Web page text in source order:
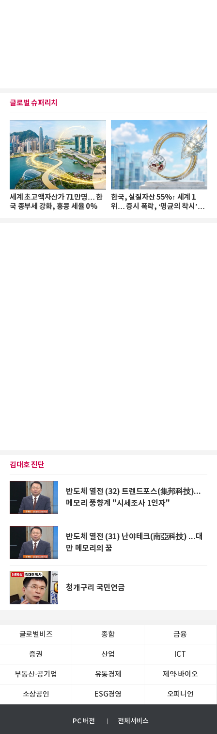
글로벌 슈퍼리치
세계 초고액자산가 71만명… 한
국 종부세 강화, 홍콩 세율 0%
한국, 실질자산 55%↑ 세계 1
위… 증시 폭락, ‘평균의 착시’와
김대호 진단
반도체 열전 (32) 트렌드포스(集邦科技)...
메모리 풍향계 "시세조사 1인자"
반도체 열전 (31) 난야테크(南亞科技) ...대
만 메모리의 꿈
청개구리 국민연금
글로벌비즈 종합 금융
증권 산업 ICT
부동산·공기업 유통경제 제약∙바이오
소상공인 ESG경영 오피니언
PC 버전 전체서비스